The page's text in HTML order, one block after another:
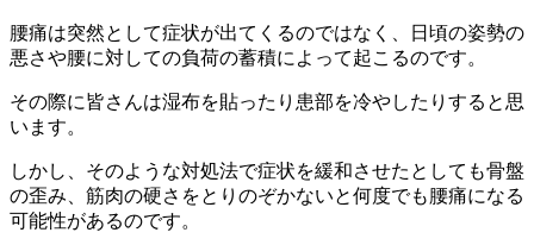
腰痛は突然として症状が出てくるのではなく、日頃の姿勢の
悪さや腰に対しての負荷の蓄積によって起こるのです。
その際に皆さんは湿布を貼ったり患部を冷やしたりすると思
います。
しかし、そのような対処法で症状を緩和させたとしても骨盤
の歪み、筋肉の硬さをとりのぞかないと何度でも腰痛になる
可能性があるのです。